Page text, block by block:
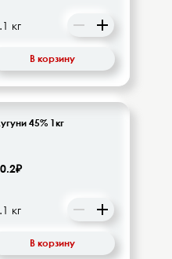
В корзину
45% 1кг
В корзину